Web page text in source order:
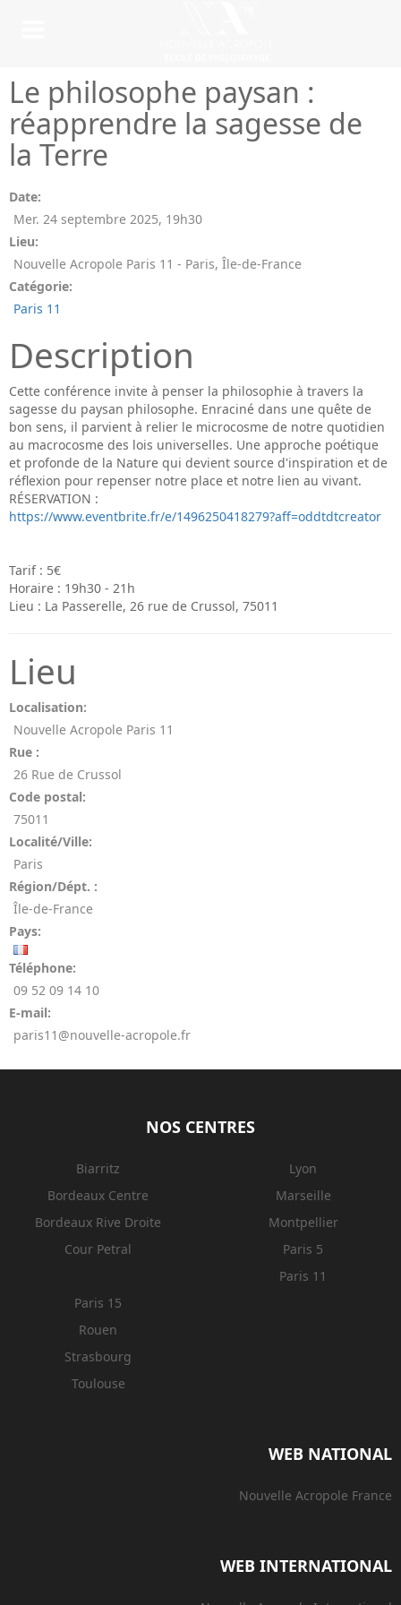
Le philosophe paysan :
réapprendre la sagesse de
la Terre
Date:
Mer. 24 septembre 2025, 19h30
Lieu:
Nouvelle Acropole Paris 11 - Paris, Île-de-France
Catégorie:
Paris 11
Description
Cette conférence invite à penser la philosophie à travers la
sagesse du paysan philosophe. Enraciné dans une quête de
bon sens, il parvient à relier le microcosme de notre quotidien
au macrocosme des lois universelles. Une approche poétique
et profonde de la Nature qui devient source d'inspiration et de
réflexion pour repenser notre place et notre lien au vivant.
RÉSERVATION :
https://www.eventbrite.fr/e/1496250418279?aff=oddtdtcreator
Tarif : 5€
Horaire : 19h30 - 21h
Lieu : La Passerelle, 26 rue de Crussol, 75011
Lieu
Localisation:
Nouvelle Acropole Paris 11
Rue :
26 Rue de Crussol
Code postal:
75011
Localité/Ville:
Paris
Région/Dépt. :
Île-de-France
Pays:
Téléphone:
09 52 09 14 10
E-mail:
paris11@nouvelle-acropole.fr
NOS CENTRES
Biarritz
Bordeaux Centre
Bordeaux Rive Droite
Cour Petral
Lyon
Marseille
Montpellier
Paris 5
Paris 11
Paris 15
Rouen
Strasbourg
Toulouse
WEB NATIONAL
Nouvelle Acropole France
WEB INTERNATIONAL